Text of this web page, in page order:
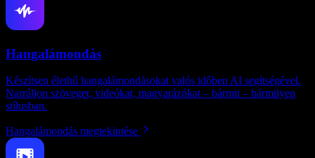
Hangalámondás
Készítsen élethű hangalámondásokat valós időben AI segítségével.
Narráljon szöveget, videókat, magyarázókat – bármit – bármilyen
stílusban.
Hangalámondás megtekintése